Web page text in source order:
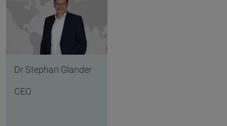
Dr Stephan Glander
CEO